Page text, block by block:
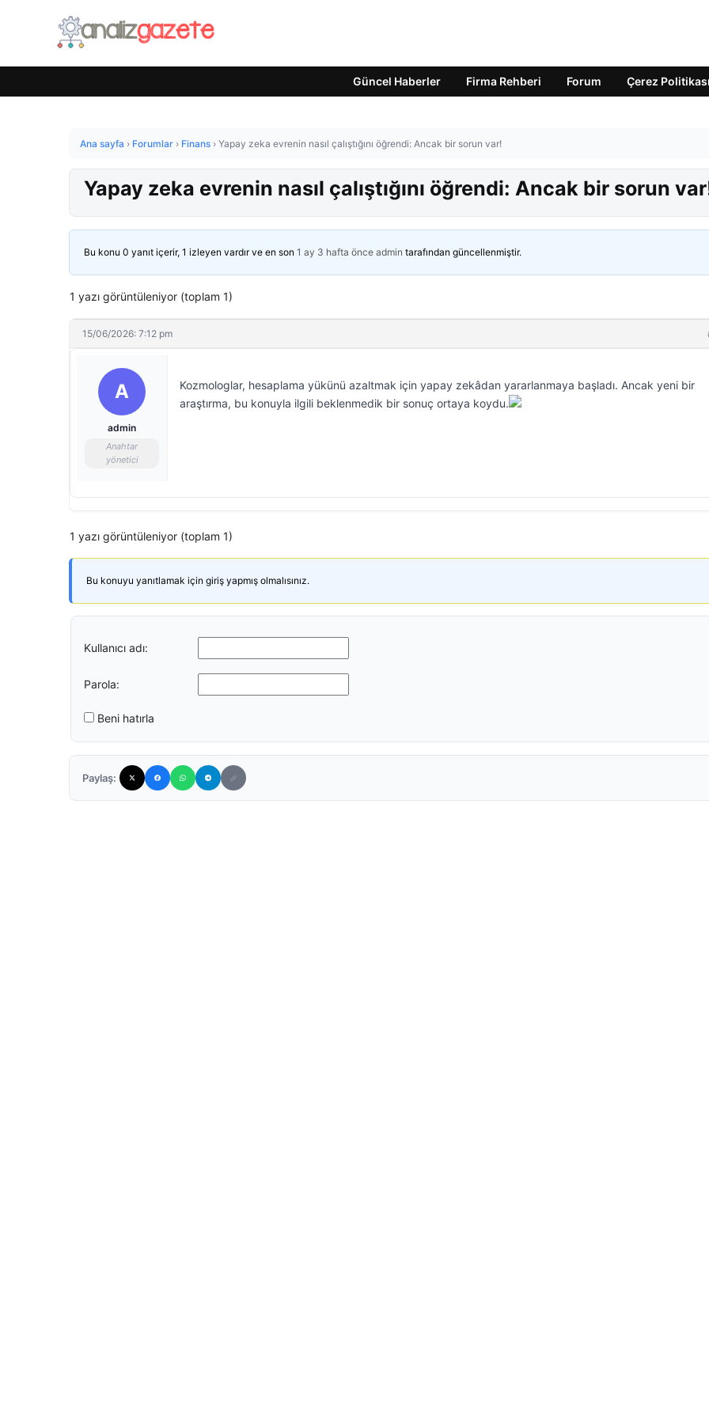
Güncel Haberler Firma Rehberi Forum Çerez Politikası
Ana sayfa › Forumlar › Finans › Yapay zeka evrenin nasıl çalıştığını öğrendi: Ancak bir sorun var!
Yapay zeka evrenin nasıl çalıştığını öğrendi: Ancak bir sorun
Bu konu 0 yanıt içerir, 1 izleyen vardır ve en son 1 ay 3 hafta önce admin tarafından güncellenmiştir.
1 yazı görüntüleniyor (toplam 1)
15/06/2026: 7:12 pm
A
admin
Anahtar
yönetici
Kozmologlar, hesaplama yükünü azaltmak için yapay zekâdan yararlanmaya başladı. Ancak yeni bir
araştırma, bu konuyla ilgili beklenmedik bir sonuç ortaya koydu.
1 yazı görüntüleniyor (toplam 1)
Bu konuyu yanıtlamak için giriş yapmış olmalısınız.
Kullanıcı adı:
Parola:
Beni hatırla
Paylaş: